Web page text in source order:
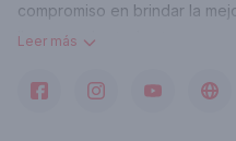
compromiso en brindar la
llevar a cabo todos tus
ahorro energético y una larga
Leer más